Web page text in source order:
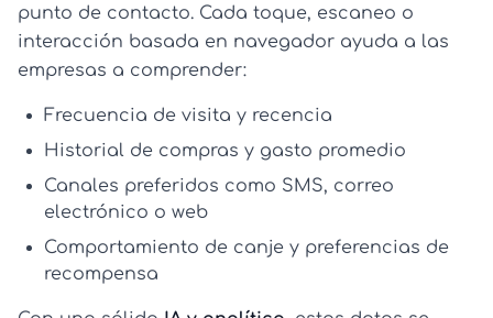
punto de contacto. Cada toque, escaneo o
interacción basada en navegador ayuda a las
empresas a comprender:
Frecuencia de visita y recencia
Historial de compras y gasto promedio
Canales preferidos como SMS, correo
electrónico o web
Comportamiento de canje y preferencias de
recompensa